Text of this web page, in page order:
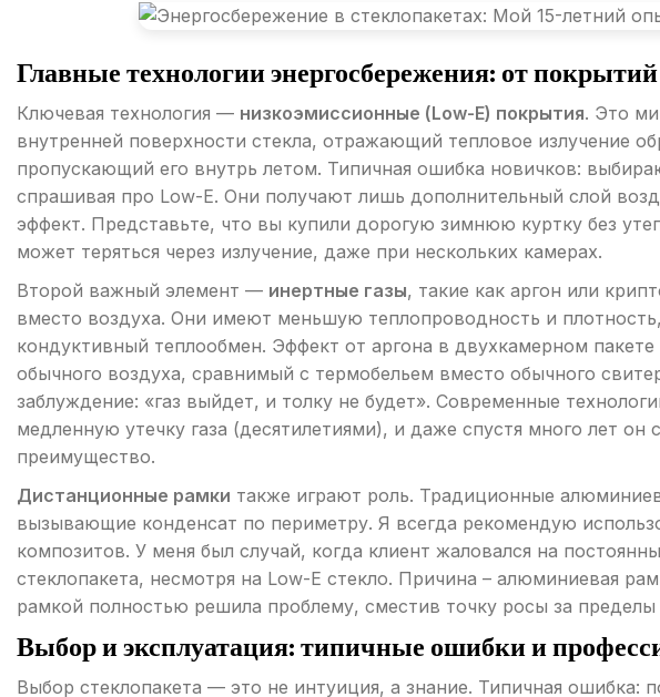
Главные технологии энергосбережения: от покрытий
Ключевая технология — низкоэмиссионные (Low-E) покрытия. Это
внутренней поверхности стекла, отражающий тепловое излучение
пропускающий его внутрь летом. Типичная ошибка новичков:
спрашивая про Low-E. Они получают лишь дополнительный слой
эффект. Представьте, что вы купили дорогую зимнюю куртку без
может теряться через излучение, даже при нескольких камерах.
Второй важный элемент — инертные газы, такие как аргон или
вместо воздуха. Они имеют меньшую теплопроводность и
кондуктивный теплообмен. Эффект от аргона в двухкамерном
обычного воздуха, сравнимый с термобельем вместо обычного
заблуждение: «газ выйдет, и толку не будет». Современные
медленную утечку газа (десятилетиями), и даже спустя много лет он
преимущество.
Дистанционные рамки также играют роль. Традиционные
вызывающие конденсат по периметру. Я всегда рекомендую
композитов. У меня был случай, когда клиент жаловался на
стеклопакета, несмотря на Low-E стекло. Причина – алюминиевая
рамкой полностью решила проблему, сместив точку росы за пределы
Выбор и эксплуатация: типичные ошибки и
Выбор стеклопакета — это не интуиция, а знание. Типичная ошибка: